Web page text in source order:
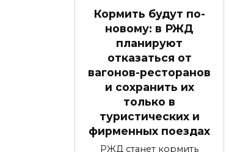
Кормить будут по-
новому: в РЖД
планируют
отказаться от
вагонов-ресторанов
и сохранить их
только в
туристических и
фирменных поездах
РЖД станет кормить